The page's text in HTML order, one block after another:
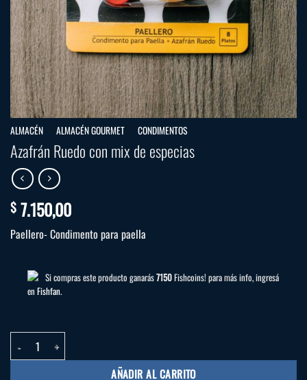
ALMACÉN ALMACÉN GOURMET CONDIMENTOS
Azafrán Ruedo con mix de especias
$ 7.150,00
Paellero- Condimento para paella
Si compras este producto ganarás7150Fishcoins! para más info, ingresá
en Fishfan.
Azafrán Ruedo con mix de especias cantidad
AÑADIR AL CARRITO